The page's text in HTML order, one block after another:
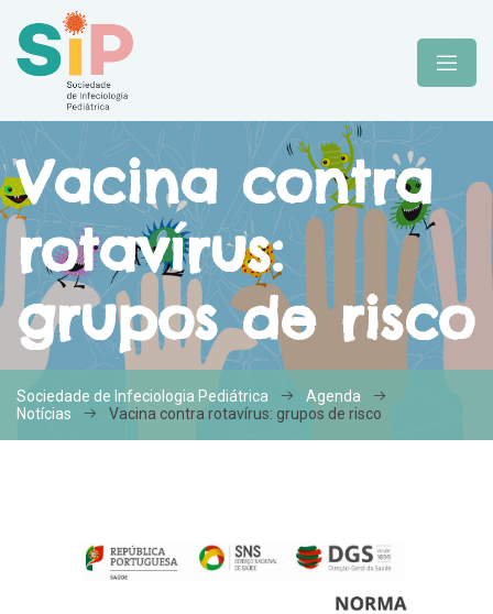
Vacina contra
rotavírus:
grupos de risco
Sociedade de Infeciologia Pediátrica
Agenda
Notícias
Vacina contra rotavírus: grupos de risco